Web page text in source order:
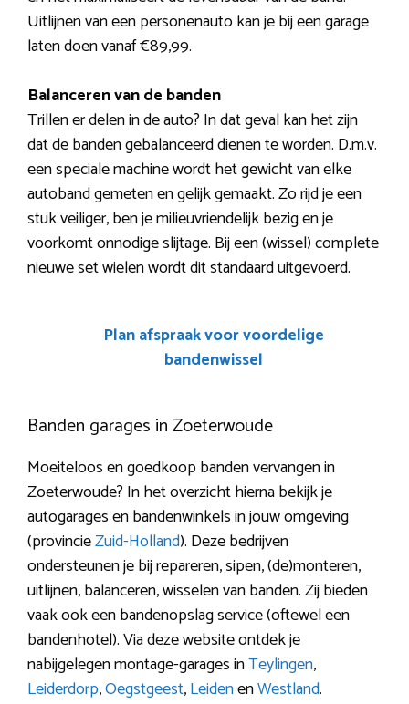
Uitlijnen van een personenauto kan je bij een garage
laten doen vanaf €89,99.
Balanceren van de banden
Trillen er delen in de auto? In dat geval kan het zijn
dat de banden gebalanceerd dienen te worden. D.m.v.
een speciale machine wordt het gewicht van elke
autoband gemeten en gelijk gemaakt. Zo rijd je een
stuk veiliger, ben je milieuvriendelijk bezig en je
voorkomt onnodige slijtage. Bij een (wissel) complete
nieuwe set wielen wordt dit standaard uitgevoerd.
Plan afspraak voor voordelige
bandenwissel
Banden garages in Zoeterwoude
Moeiteloos en goedkoop banden vervangen in
Zoeterwoude? In het overzicht hierna bekijk je
autogarages en bandenwinkels in jouw omgeving
(provincieZuid-Holland). Deze bedrijven
ondersteunen je bij repareren, sipen, (de)monteren,
uitlijnen, balanceren, wisselen van banden. Zij bieden
vaak ook een bandenopslag service (oftewel een
bandenhotel). Via deze website ontdek je
nabijgelegen montage-garages inTeylingen,
Leiderdorp,Oegstgeest,LeidenenWestland.